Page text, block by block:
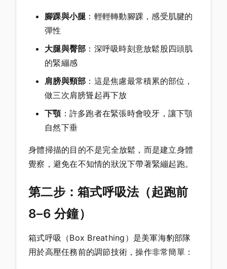
腳踝與小腿 ：輕輕轉動腳踝，感受肌腱的
彈性
大腿與臀部 ：深呼吸時刻意放鬆股四頭肌
的緊繃感
肩膀與頸部 ：這是焦慮最常積累的部位，
做三次肩膀聳起再下放
下顎：許多跑者在緊張時會咬牙，讓下顎
自然下垂
身體掃描的目的不是完全放鬆，而是建立身體
覺察，避免在不知情的狀況下帶著緊繃起跑。
第二步：箱式呼吸法（起跑前
8–6 分鐘）
箱式呼吸（Box Breathing）是美軍海豹部隊
用於高壓任務前的調節技術，操作非常簡單：